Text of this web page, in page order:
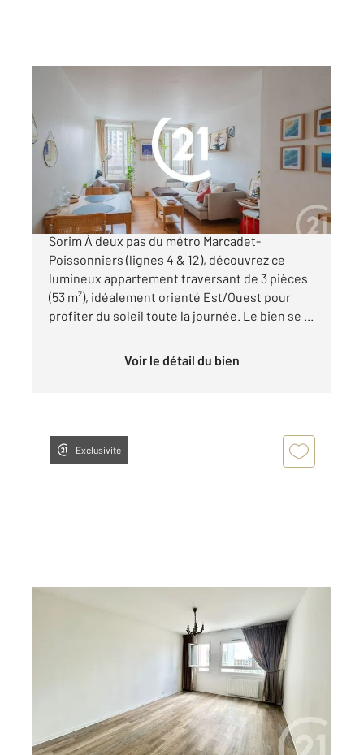
Ref : 4340
Appartement F3 à vendre
450 000 €
Rue des Poissonniers Exclusivité Century 21
Sorim À deux pas du métro Marcadet-
Poissonniers (lignes 4 & 12), découvrez ce
lumineux appartement traversant de 3 pièces
(53 m²), idéalement orienté Est/Ouest pour
profiter du soleil toute la journée. Le bien se ...
Voir le détail du bien
Exclusivité
Appartement F3 à vendre
310 000 €
PORTE DE LA CHAPELLE / ADIDAS ARENA À